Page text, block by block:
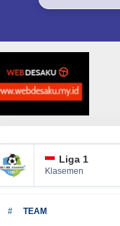
Liga 1
Klasemen
# TEAM